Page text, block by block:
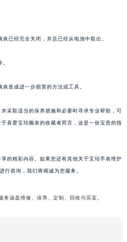
已经完全关闭，并且已经从电池中取出。
造成进一步损害的方法或工具。
采取适当的保养措施和必要时寻求专业帮助，可
喜爱宝珀腕表的收藏者而言，这是一份宝贵的指
享的精彩内容。如果您还有其他关于宝珀手表维护
行咨询，我们将竭诚为您服务。